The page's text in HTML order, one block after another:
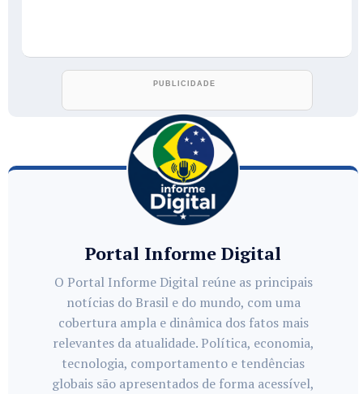
Portal Informe Digital
O Portal Informe Digital reúne as principais
notícias do Brasil e do mundo, com uma
cobertura ampla e dinâmica dos fatos mais
relevantes da atualidade. Política, economia,
tecnologia, comportamento e tendências
globais são apresentados de forma acessível,